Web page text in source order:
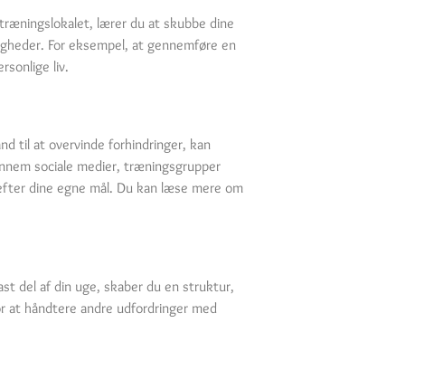
lærer du at skubbe dine
For eksempel, at gennemføre en
liv.
til at overvinde forhindringer, kan
sociale medier, træningsgrupper
dine egne mål. Du kan læse mere om
del af din uge, skaber du en struktur,
at håndtere andre udfordringer med